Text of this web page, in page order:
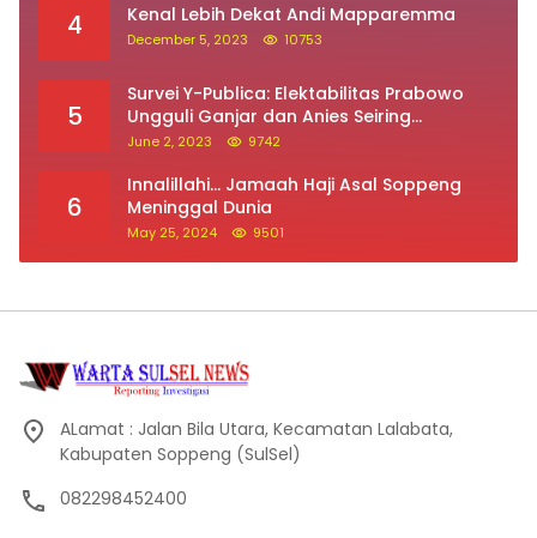
4 Kenal Lebih Dekat Andi Mapparemma
December 5, 2023 10753
5
Survei Y-Publica: Elektabilitas Prabowo
Ungguli Ganjar dan Anies Seiring
Kepuasan Terhadap Jokowi Naik
June 2, 2023 9742
6
Innalillahi… Jamaah Haji Asal Soppeng
Meninggal Dunia
May 25, 2024 9501
ALamat : Jalan Bila Utara, Kecamatan Lalabata,
Kabupaten Soppeng (SulSel)
082298452400